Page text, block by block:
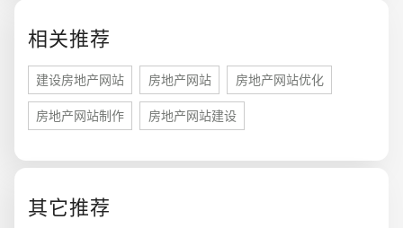
相关推荐
建设房地产网站 房地产网站 房地产网站优化
房地产网站制作 房地产网站建设
其它推荐